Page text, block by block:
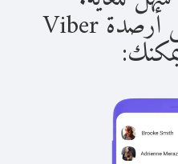
بمجرد حصولك على أرصدة Viber